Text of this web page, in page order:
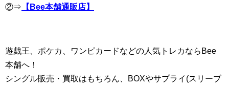
②⇒ 【Bee本舗通販店】
遊戯王、ポケカ、ワンピカードなどの人気トレカならBee
本舗へ！
シングル販売・買取はもちろん、BOXやサプライ(スリーブ